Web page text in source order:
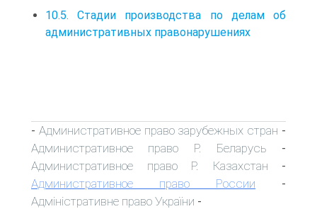
10.5. Стадии производства по делам об
административных правонарушениях
- Административное право зарубежных стран -
Административное право Р. Беларусь -
Административное право Р. Казахстан -
Административное право России -
Адміністративне право України -